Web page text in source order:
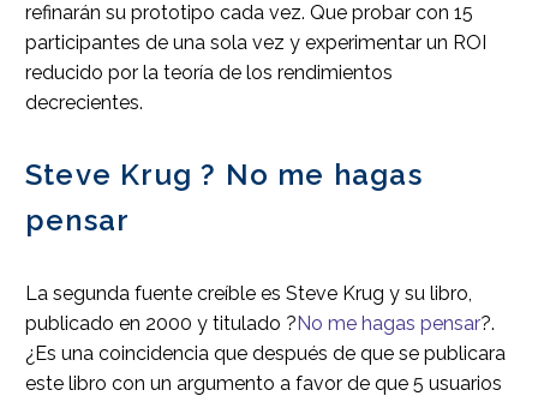
refinarán su prototipo cada vez. Que probar con 15
participantes de una sola vez y experimentar un ROI
reducido por la teoría de los rendimientos
decrecientes.
Steve Krug ? No me hagas
pensar
La segunda fuente creíble es Steve Krug y su libro,
publicado en 2000 y titulado ?No me hagas pensar?.
¿Es una coincidencia que después de que se publicara
este libro con un argumento a favor de que 5 usuarios